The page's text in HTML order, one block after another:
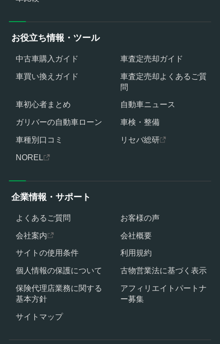
お役立ち情報・ツール
中古車購入ガイド
車査定売却ガイド
車買い換えガイド
車査定売却よくあるご質
問
車初心者まとめ
自動車ニュース
ガリバーの自動車ローン
車検・整備
車種別口コミ
リセバ総研
NOREL
企業情報・サポート
よくあるご質問
お客様の声
会社案内
会社概要
サイトの使用条件
利用規約
個人情報の保護について
古物営業法に基づく表示
保険代理店業務に関する
基本方針
アフィリエイトパートナ
ー募集
サイトマップ